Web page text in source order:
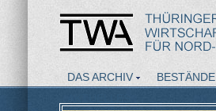
DAS ARCHIV BESTÄNDE